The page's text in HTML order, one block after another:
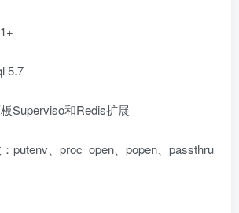
5.7
Superviso和Redis扩展
putenv、proc_open、popen、passthru